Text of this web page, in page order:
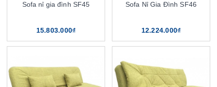
Sofa nỉ gia đình SF45
15.803.000₫
Sofa Nỉ Gia Đình SF46
12.224.000₫